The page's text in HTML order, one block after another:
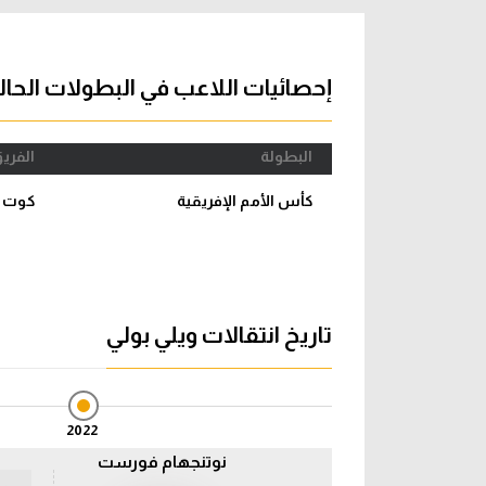
دوري إحصائيات اللاعب في البطولات
البطولة
كأس الأمم الإفريقية كوت
تاريخ انتقالات ويلي بولي
2022
نوتنجهام فورست